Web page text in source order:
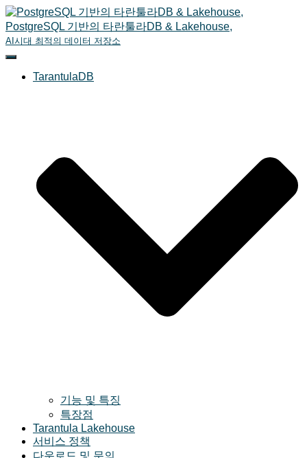
PostgreSQL 기반의 타란툴라DB & Lakehouse,
AI시대 최적의 데이터 저장소
내비게이션 토글
TarantulaDB
기능 및 특징
특장점
Tarantula Lakehouse
서비스 정책
다운로드 및 문의